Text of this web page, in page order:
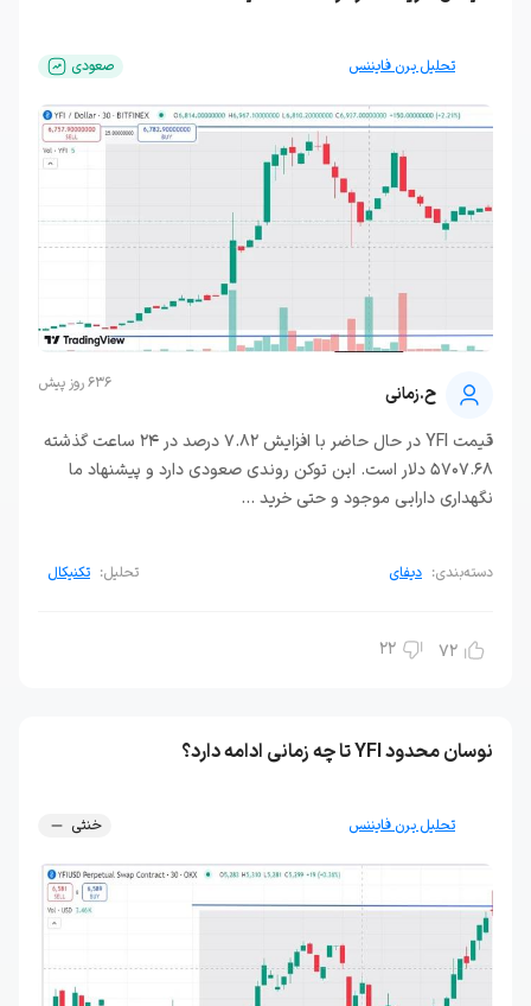
تحلیل یرن فایننس صعودی
ح.زمانی 636 روز پیش
قیمت YFI در حال حاضر با افزایش 7.82 درصد در ۲۴ ساعت گذشته
5707.68 دلار است. این توکن روندی صعودی دارد و پیشنهاد ما
نگهداری دارایی موجود و حتی خرید ...
دسته‌بندی: دیفای تحلیل: تکنیکال
72
22
نوسان محدود YFI تا چه زمانی ادامه دارد؟
تحلیل یرن فایننس خنثی